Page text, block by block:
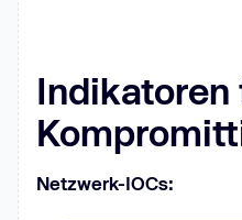
Indikatoren
Netzwerk-IOCs: